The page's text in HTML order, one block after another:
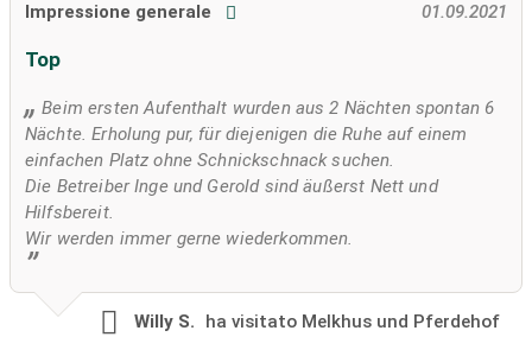
Impressione generale 01.09.2021
Top
Beim ersten Aufenthalt wurden aus 2 Nächten spontan 6
Nächte. Erholung pur, für diejenigen die Ruhe auf einem
einfachen Platz ohne Schnickschnack suchen.
Die Betreiber Inge und Gerold sind äußerst Nett und
Hilfsbereit.
Wir werden immer gerne wiederkommen.
Willy S. ha visitato Melkhus und Pferdehof